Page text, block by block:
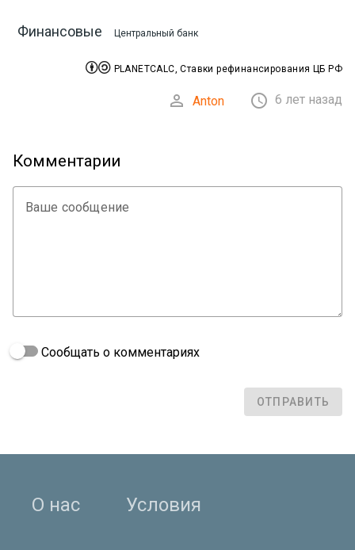
Финансовые Центральный банк
 PLANETCALC, Ставки рефинансирования ЦБ РФ
 Anton  6 лет назад
Комментарии
Ваше сообщение
Сообщать о комментариях
ОТПРАВИТЬ
О нас Условия